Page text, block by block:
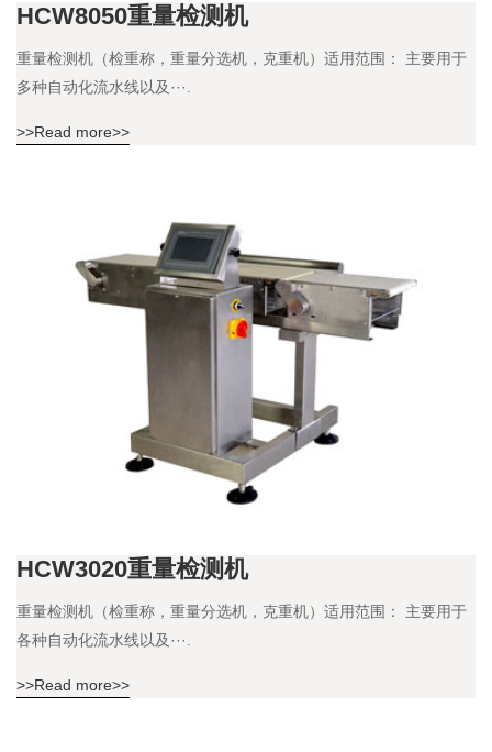
HCW8050重量检测机
重量检测机（检重称，重量分选机，克重机）适用范围： 主要用于
多种自动化流水线以及···.
>>Read more>>
HCW3020重量检测机
重量检测机（检重称，重量分选机，克重机）适用范围： 主要用于
各种自动化流水线以及···.
>>Read more>>